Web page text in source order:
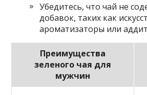
Убедитесь, что чай не
добавок, таких как
ароматизаторы или
Преимущества
зеленого чая для
мужчин